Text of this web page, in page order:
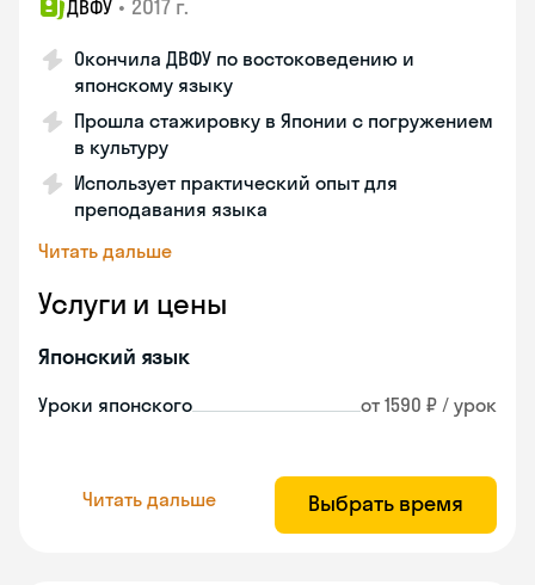
ДВФУ • 2017 г.
Окончила ДВФУ по востоковедению и
японскому языку
Прошла стажировку в Японии с погружением
в культуру
Использует практический опыт для
преподавания языка
Читать дальше
Услуги и цены
Японский язык
Уроки японского от 1590 ₽ / урок
Читать дальше Выбрать время